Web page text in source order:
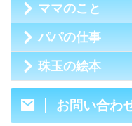
ママのこと
パパの仕事
珠玉の絵本
お問い合わ